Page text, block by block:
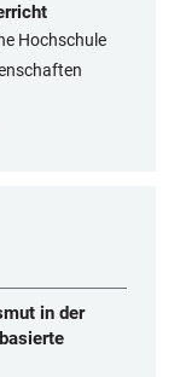
Hochschule
in der